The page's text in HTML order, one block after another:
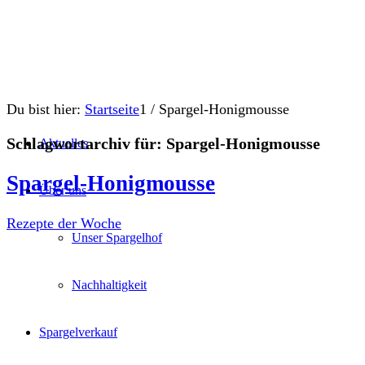
Aktuelles
Über uns
Unser Spargelhof
Nachhaltigkeit
Spargelverkauf
Du bist hier: Startseite1 / Spargel-Honigmousse
Schlagwortarchiv für: Spargel-Honigmousse
Spargel-Honigmousse
Rezepte der Woche